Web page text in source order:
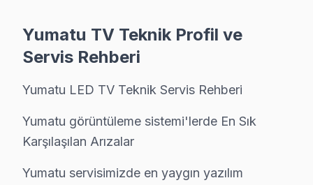
Şile bölgesindeki Yumatu kullanıcılarının getirdiği
Panel arızası: Şile'de Yumatu LED panellerin en
Anakart hatası: Şile'de Reparasyon sistemini
» Şile'de tüm Yumatu model ve serilerinde LED,
Şile'de Mahalle Yumatu Servis Hizmeti
Yumatu TV Teknik Profil ve
Servis Rehberi
Yumatu LED TV Teknik Servis Rehberi
Yumatu görüntüleme sistemi'lerde En Sık
Karşılaşılan Arızalar
Yumatu servisimizde en yaygın yazılım